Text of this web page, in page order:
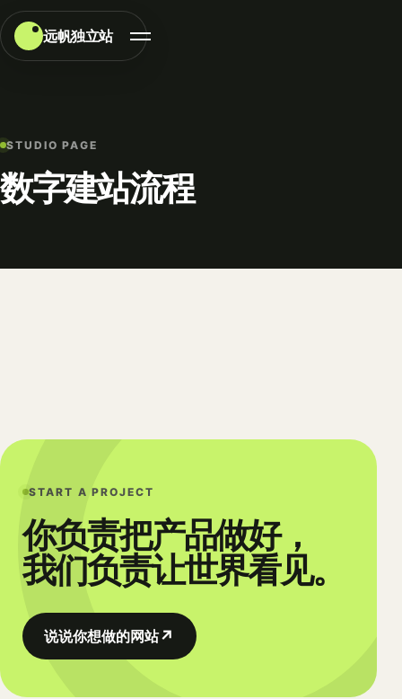
远帆独立站
STUDIO PAGE
数字建站流程
START A PROJECT
你负责把产品做好，
我们负责让世界看见。
说说你想做的网站↗